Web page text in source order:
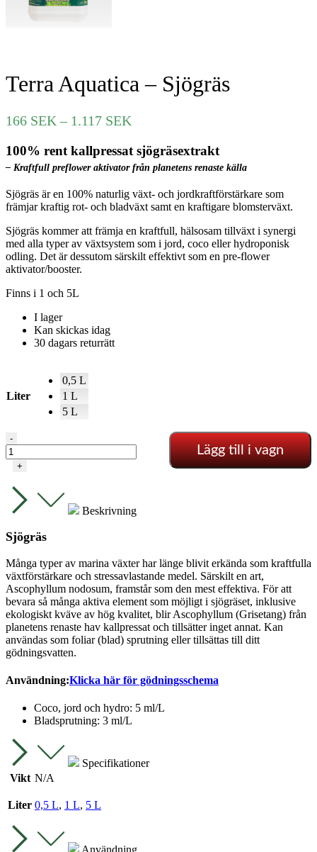
Terra Aquatica – Sjögräs
166 SEK – 1.117 SEK
till
1.117 SEK
100% rent kallpressat sjögräsextrakt
– Kraftfull preflower aktivator från planetens renaste källa
Sjögräs är en 100% naturlig växt- och jordkraftförstärkare som
främjar kraftig rot- och bladväxt samt en kraftigare blomsterväxt.
Sjögräs kommer att främja en kraftfull, hälsosam tillväxt i synergi
med alla typer av växtsystem som i jord, coco eller hydroponisk
odling. Det är dessutom särskilt effektivt som en pre-flower
aktivator/booster.
Finns i 1 och 5L
I lager
Kan skickas idag
30 dagars returrätt
Liter
0,5 L
1 L
5 L
Terra
Aquatica
-
mängd
-
+
Lägg till i vagn
Beskrivning
Sjögräs
Många typer av marina växter har länge blivit erkända som kraftfulla
växtförstärkare och stressavlastande medel. Särskilt en art,
Ascophyllum nodosum, framstår som den mest effektiva. För att
bevara så många aktiva element som möjligt i sjögräset, inklusive
ekologiskt kväve av hög kvalitet, blir Ascophyllum (Grisetang) från
planetens renaste hav kallpressat och tillsätter inget annat. Kan
användas som foliar (blad) sprutning eller tillsättas till ditt
gödningsvatten.
Användning:Klicka här för gödningsschema
Coco, jord och hydro: 5 ml/L
Bladsprutning: 3 ml/L
Specifikationer
Vikt N/A
Liter 0,5 L, 1 L, 5 L